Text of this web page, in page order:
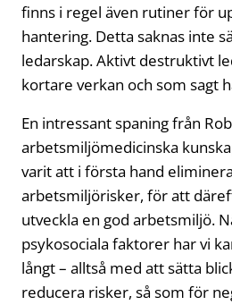
finns i regel även rutiner för
hantering. Detta saknas inte
ledarskap. Aktivt destruktivt
kortare verkan och som sagt
En intressant spaning från
arbetsmiljömedicinska
varit att i första hand
arbetsmiljörisker, för att
utveckla en god arbetsmiljö.
psykosociala faktorer har vi
långt – alltså med att sätta
reducera risker, så som för